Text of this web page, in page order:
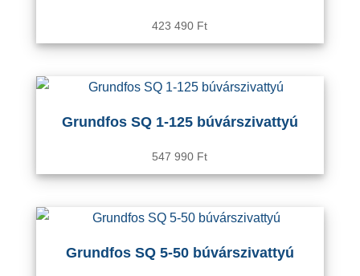
423 490 Ft
Grundfos SQ 1-125 búvárszivattyú
547 990 Ft
Grundfos SQ 5-50 búvárszivattyú